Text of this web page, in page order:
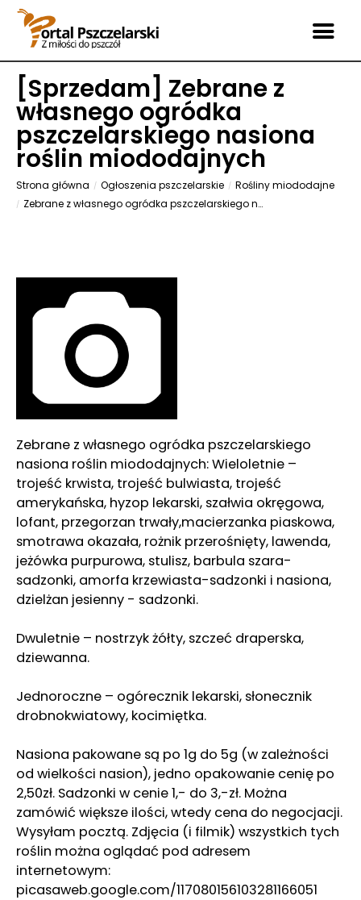
[Sprzedam] Zebrane z
własnego ogródka
pszczelarskiego nasiona
roślin miododajnych
Strona główna Ogłoszenia pszczelarskie
Rośliny miododajne
Zebrane z własnego ogródka pszczelarskiego nasiona roślin miododajnych
Zebrane z własnego ogródka pszczelarskiego
nasiona roślin miododajnych: Wieloletnie –
trojeść krwista, trojeść bulwiasta, trojeść
amerykańska, hyzop lekarski, szałwia okręgowa,
lofant, przegorzan trwały,macierzanka piaskowa,
smotrawa okazała, rożnik przerośnięty, lawenda,
jeżówka purpurowa, stulisz, barbula szara-
sadzonki, amorfa krzewiasta-sadzonki i nasiona,
dzielżan jesienny - sadzonki.
Dwuletnie – nostrzyk żółty, szczeć draperska,
dziewanna.
Jednoroczne – ogórecznik lekarski, słonecznik
drobnokwiatowy, kocimiętka.
Nasiona pakowane są po 1g do 5g (w zależności
od wielkości nasion), jedno opakowanie cenię po
2,50zł. Sadzonki w cenie 1,- do 3,-zł. Można
zamówić większe ilości, wtedy cena do negocjacji.
Wysyłam pocztą. Zdjęcia (i filmik) wszystkich tych
roślin można oglądać pod adresem
internetowym:
picasaweb.google.com/117080156103281166051